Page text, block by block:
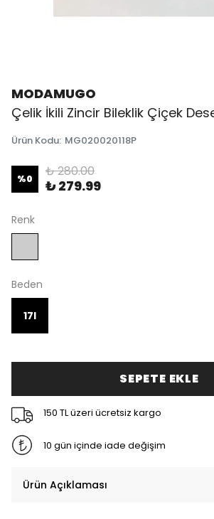
MODAMUGO
Çelik İkili Zincir Bileklik Çiçek
Ürün Kodu: MG020020118P
%0 ₺ 280.00
₺ 279.99
Renk
Beden
17l
SEPETE EKLE
150 TL üzeri ücretsiz kargo
10 gün içinde iade değişim
Ürün Açıklaması